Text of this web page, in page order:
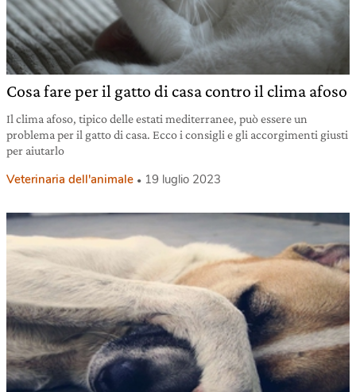
Cosa fare per il gatto di casa contro il clima afoso
Il clima afoso, tipico delle estati mediterranee, può essere un
problema per il gatto di casa. Ecco i consigli e gli accorgimenti giusti
per aiutarlo
Veterinaria dell'animale 19 luglio 2023